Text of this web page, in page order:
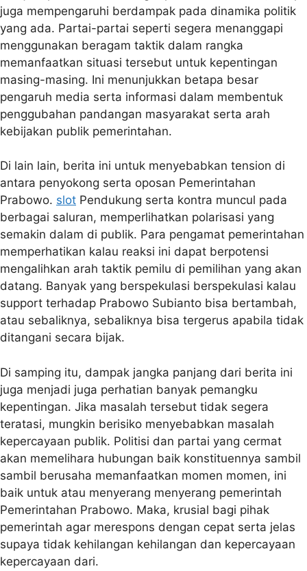
juga mempengaruhi berdampak pada dinamika politik
yang ada. Partai-partai seperti segera menanggapi
menggunakan beragam taktik dalam rangka
memanfaatkan situasi tersebut untuk kepentingan
masing-masing. Ini menunjukkan betapa besar
pengaruh media serta informasi dalam membentuk
penggubahan pandangan masyarakat serta arah
kebijakan publik pemerintahan.
Di lain lain, berita ini untuk menyebabkan tension di
antara penyokong serta oposan Pemerintahan
Prabowo. slot Pendukung serta kontra muncul pada
berbagai saluran, memperlihatkan polarisasi yang
semakin dalam di publik. Para pengamat pemerintahan
memperhatikan kalau reaksi ini dapat berpotensi
mengalihkan arah taktik pemilu di pemilihan yang akan
datang. Banyak yang berspekulasi berspekulasi kalau
support terhadap Prabowo Subianto bisa bertambah,
atau sebaliknya, sebaliknya bisa tergerus apabila tidak
ditangani secara bijak.
Di samping itu, dampak jangka panjang dari berita ini
juga menjadi juga perhatian banyak pemangku
kepentingan. Jika masalah tersebut tidak segera
teratasi, mungkin berisiko menyebabkan masalah
kepercayaan publik. Politisi dan partai yang cermat
akan memelihara hubungan baik konstituennya sambil
sambil berusaha memanfaatkan momen momen, ini
baik untuk atau menyerang menyerang pemerintah
Pemerintahan Prabowo. Maka, krusial bagi pihak
pemerintah agar merespons dengan cepat serta jelas
supaya tidak kehilangan kehilangan dan kepercayaan
kepercayaan dari.